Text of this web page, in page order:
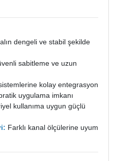
dengeli ve stabil şekilde
sabitleme ve uzun
kolay entegrasyon
uygulama imkanı
kullanıma uygun güçlü
Farklı kanal ölçülerine uyum